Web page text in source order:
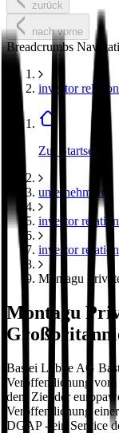
zurück
nach vorne
Breadcrumbs
investor
Zur Startseite
unternehmen
investor
investor
Montagu
Montagu
Bastei Lübbe AG
Veröffentlichung vom
dem Ziel der
Veröffentlichung
DGAP - ein Service